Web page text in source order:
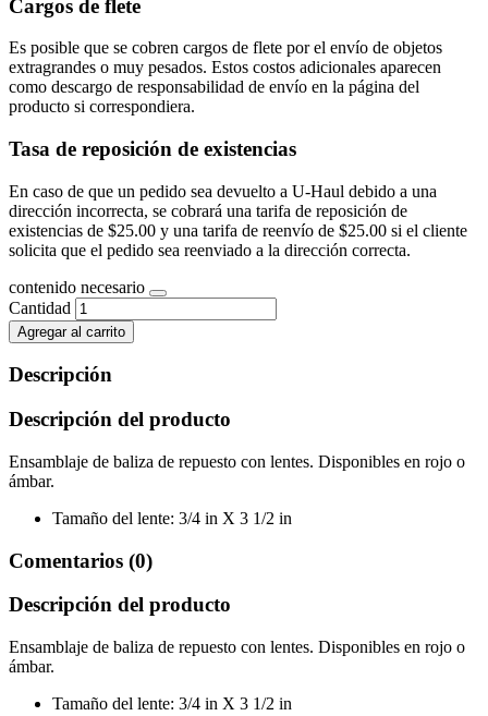
Cargos de flete
Es posible que se cobren cargos de flete por el envío de objetos
extragrandes o muy pesados. Estos costos adicionales aparecen
como descargo de responsabilidad de envío en la página del
producto si correspondiera.
Tasa de reposición de existencias
En caso de que un pedido sea devuelto a U-Haul debido a una
dirección incorrecta, se cobrará una tarifa de reposición de
existencias de $25.00 y una tarifa de reenvío de $25.00 si el cliente
solicita que el pedido sea reenviado a la dirección correcta.
contenido necesario
Cantidad
Agregar al carrito
Descripción
Descripción del producto
Ensamblaje de baliza de repuesto con lentes. Disponibles en rojo o
ámbar.
Tamaño del lente: 3/4 in X 3 1/2 in
Comentarios (0)
Descripción del producto
Ensamblaje de baliza de repuesto con lentes. Disponibles en rojo o
ámbar.
Tamaño del lente: 3/4 in X 3 1/2 in